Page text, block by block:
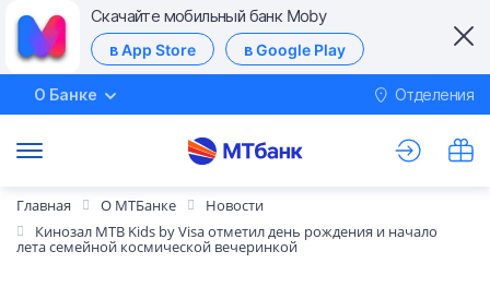
Скачайте мобильный банк Moby
в App Store в Google Play
О Банке Отделения
Главная О МТБанке
Новости
Кинозал MTB Kids by Visa отметил день рождения и начало
лета семейной космической вечеринкой